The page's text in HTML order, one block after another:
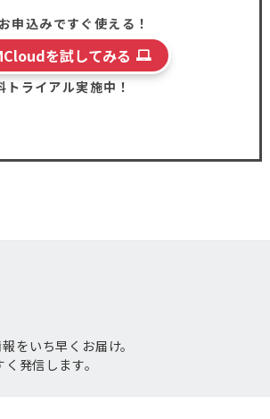
申込みですぐ使える！
を試してみる
トライアル実施中！
をいち早くお届け。
発信します。